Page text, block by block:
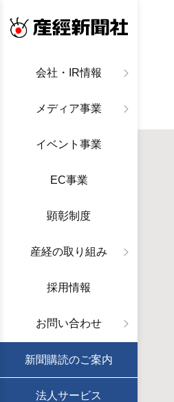
会社・IR情報
メディア事業
イベント事業
EC事業
顕彰制度
産経の取り組み
採用情報
お問い合わせ
新聞購読のご案内
法人サービス